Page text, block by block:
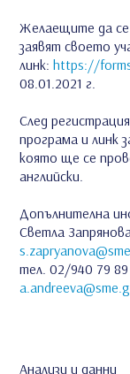
Желаещите да
заявят своето
линк:https://
08.01.2021 г.
След
програма и линк
която ще се
английски.
Допълнителна
Светла
тел. 02/940 79
Анализи и данни